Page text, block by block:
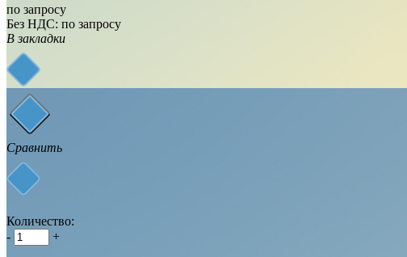
по запросу
Без НДС: по запросу
В закладки
Сравнить
Количество:
-
+